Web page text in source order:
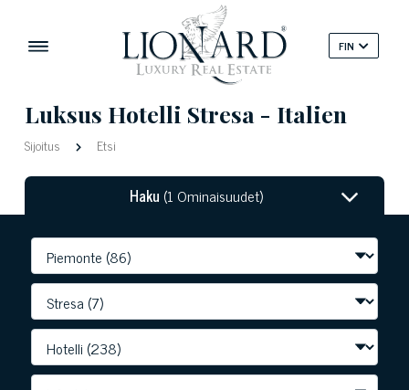
FIN
Luksus Hotelli Stresa - Italien
Sijoitus Etsi
Haku (1 Ominaisuudet)